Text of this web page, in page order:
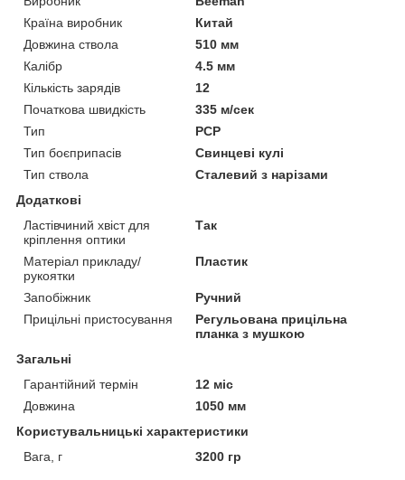
Країна виробник
Китай
Довжина ствола
510 мм
Калібр
4.5 мм
Кількість зарядів
12
Початкова швидкість
335 м/сек
Тип
PCP
Тип боєприпасів
Свинцеві кулі
Тип ствола
Сталевий з нарізами
Додаткові
Ластівчиний хвіст для
кріплення оптики
Так
Матеріал прикладу/
рукоятки
Пластик
Запобіжник
Ручний
Прицільні пристосування
Регульована прицільна
планка з мушкою
Загальні
Гарантійний термін
12 міс
Довжина
1050 мм
Користувальницькі характеристики
Вага, г
3200 гр